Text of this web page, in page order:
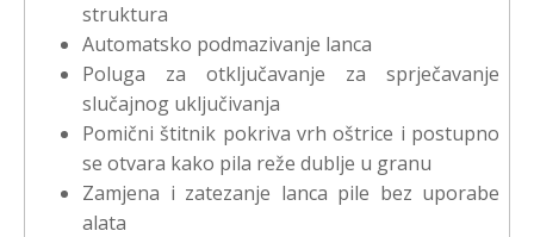
struktura
Automatsko podmazivanje lanca
Poluga za otključavanje za sprječavanje
slučajnog uključivanja
Pomični štitnik pokriva vrh oštrice i postupno
se otvara kako pila reže dublje u granu
Zamjena i zatezanje lanca pile bez uporabe
alata